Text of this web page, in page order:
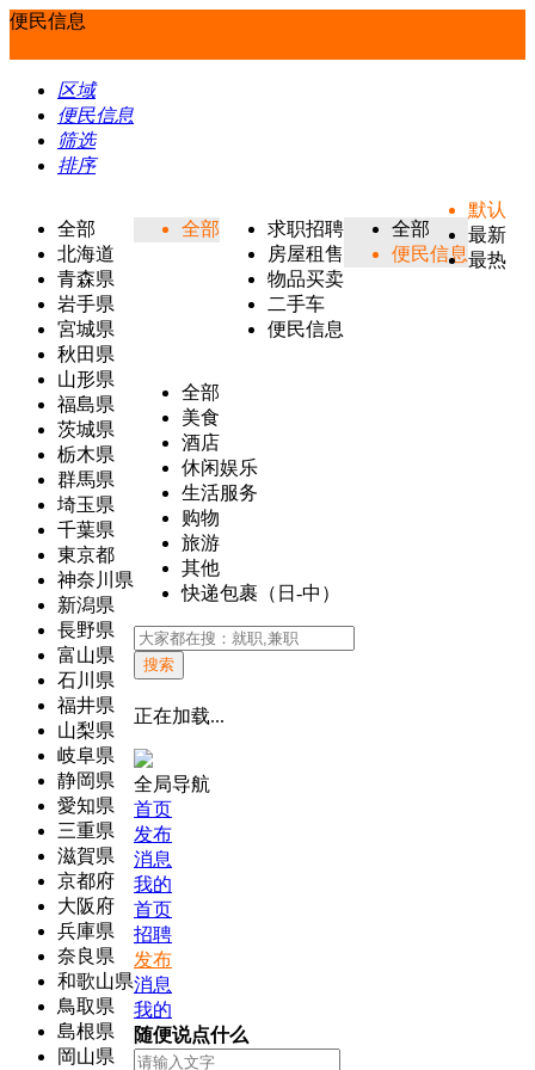
便民信息
区域
便民信息
筛选
排序
全部
北海道
青森県
岩手県
宮城県
秋田県
山形県
福島県
茨城県
栃木県
群馬県
埼玉県
千葉県
東京都
神奈川県
新潟県
長野県
富山県
石川県
福井県
山梨県
岐阜県
静岡県
愛知県
三重県
滋賀県
京都府
大阪府
兵庫県
奈良県
和歌山県
鳥取県
島根県
岡山県
全部
求职招聘
房屋租售
物品买卖
二手车
便民信息
全部
便民信息
全部
美食
酒店
休闲娱乐
生活服务
购物
旅游
其他
快递包裹（日-中）
默认
最新
最热
搜索
正在加载...
全局导航
首页
发布
消息
我的
首页
招聘
发布
消息
我的
随便说点什么